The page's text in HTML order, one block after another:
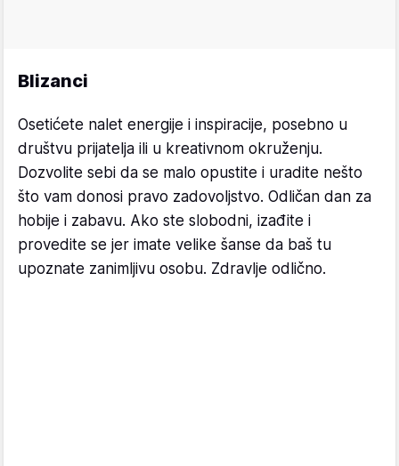
Blizanci
Osetićete nalet energije i inspiracije, posebno u
društvu prijatelja ili u kreativnom okruženju.
Dozvolite sebi da se malo opustite i uradite nešto
što vam donosi pravo zadovoljstvo. Odličan dan za
hobije i zabavu. Ako ste slobodni, izađite i
provedite se jer imate velike šanse da baš tu
upoznate zanimljivu osobu. Zdravlje odlično.